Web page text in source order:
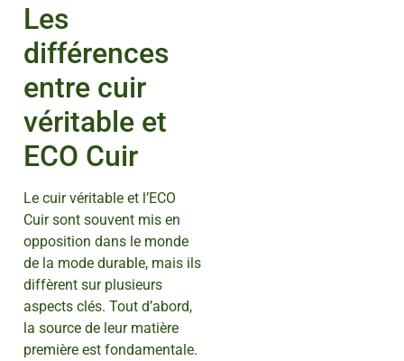
Les
différences
entre cuir
véritable et
ECO Cuir
Le cuir véritable et l’ECO
Cuir sont souvent mis en
opposition dans le monde
de la mode durable, mais ils
diffèrent sur plusieurs
aspects clés. Tout d’abord,
la source de leur matière
première est fondamentale.